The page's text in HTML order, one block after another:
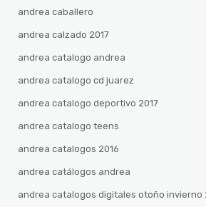
andrea caballero
andrea calzado 2017
andrea catalogo andrea
andrea catalogo cd juarez
andrea catalogo deportivo 2017
andrea catalogo teens
andrea catalogos 2016
andrea catálogos andrea
andrea catalogos digitales otoño invierno